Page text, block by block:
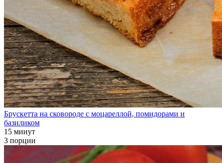
Брускетта на сковороде с моцареллой, помидорами и
базиликом
15 минут
3 порции